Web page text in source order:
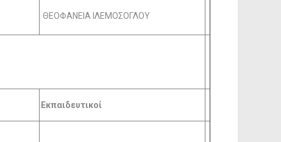
ΘΕΟΦΑΝΕΙΑ ΙΛΕΜΟΣΟΓΛΟΥ
Εκπαιδευτικοί